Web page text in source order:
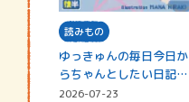
読みもの
ゆっきゅんの毎日今日か
らちゃんとしたい日記
☆202…
2026-07-23